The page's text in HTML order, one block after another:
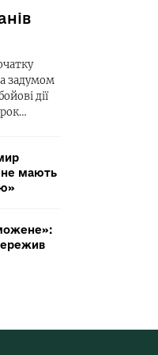
задумом
дії
не мають